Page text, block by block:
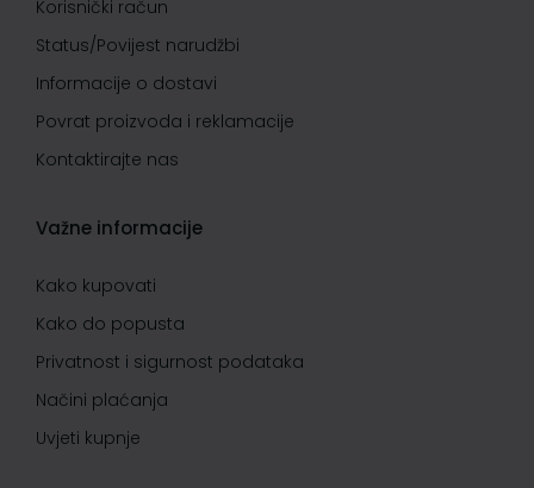
Korisnički račun
Status/Povijest narudžbi
Informacije o dostavi
Povrat proizvoda i reklamacije
Kontaktirajte nas
Važne informacije
Kako kupovati
Kako do popusta
Privatnost i sigurnost podataka
Načini plaćanja
Uvjeti kupnje